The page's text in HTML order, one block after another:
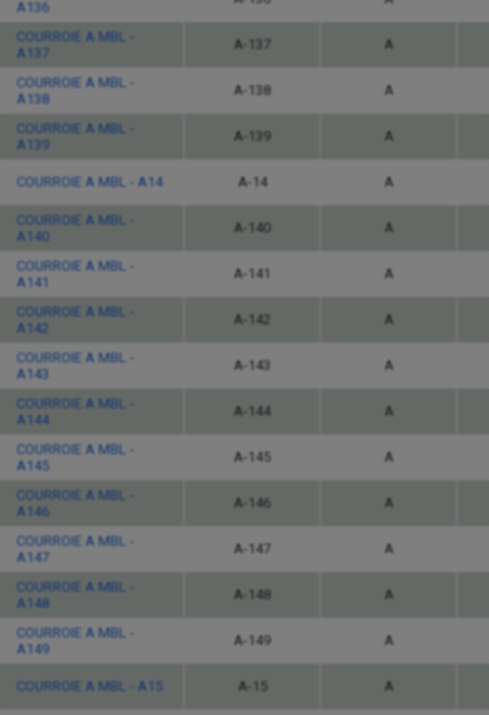
A136
COURROIE A MBL -
A137
A-137 A
COURROIE A MBL -
A138
A-138 A
COURROIE A MBL -
A139
A-139 A
COURROIE A MBL - A14 A-14 A
COURROIE A MBL -
A140
A-140 A
COURROIE A MBL -
A141
A-141 A
COURROIE A MBL -
A142
A-142 A
COURROIE A MBL -
A143
A-143 A
COURROIE A MBL -
A144
A-144 A
COURROIE A MBL -
A145
A-145 A
COURROIE A MBL -
A146
A-146 A
COURROIE A MBL -
A147
A-147 A
COURROIE A MBL -
A148
A-148 A
COURROIE A MBL -
A149
A-149 A
COURROIE A MBL - A15 A-15 A